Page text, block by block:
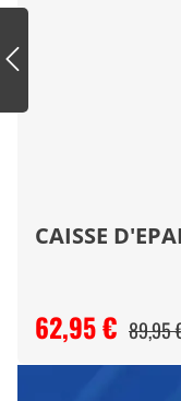
CAISSE
62,95 € 89,95